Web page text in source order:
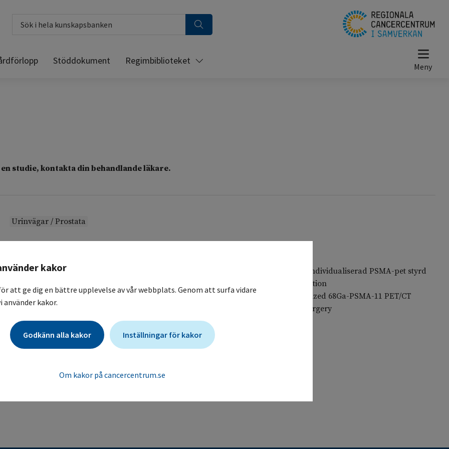
Stöddokument Regimbiblioteket
studie, kontakta din behandlande läkare.
Urinvägar / Prostata
En randomiserad jämförelse mellan konventionell "Salvage" strålbehandling och individualiserad PSMA-pet styrd
behandling hos patienter med biokemiskt återfall (PSA) efter prostatacancer operation
A randomized trial comparing conventional "salvage" radiotherapy and individualized 68Ga-PSMA-11 PET/CT
targeted treatment in patients with biochemical recurrence after prostate cancer surgery
Karolinska Universitetssjukhuset / Onkologisk klinik, allmän
kakor
att ge dig en bättre upplevelse av vår webbplats. Genom att surfa vidare
kakor.
Godkänn alla kakor Inställningar för kakor
Om kakor på cancercentrum.se